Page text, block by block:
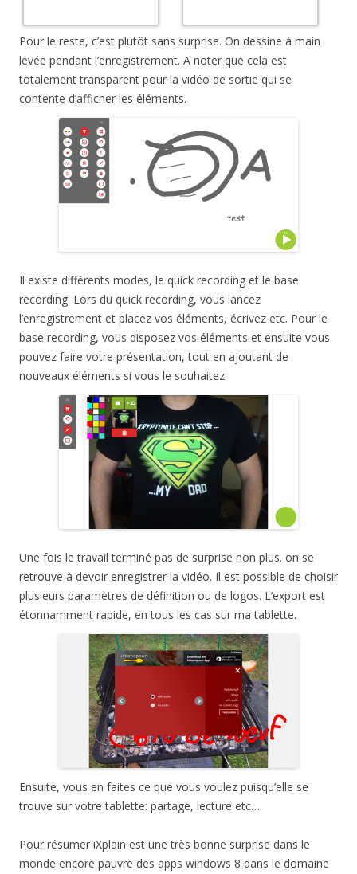
Pour le reste, c’est plutôt sans surprise. On dessine à main
levée pendant l’enregistrement. A noter que cela est
totalement transparent pour la vidéo de sortie qui se
contente d’afficher les éléments.
Il existe différents modes, le quick recording et le base
recording. Lors du quick recording, vous lancez
l’enregistrement et placez vos éléments, écrivez etc. Pour le
base recording, vous disposez vos éléments et ensuite vous
pouvez faire votre présentation, tout en ajoutant de
nouveaux éléments si vous le souhaitez.
Une fois le travail terminé pas de surprise non plus. on se
retrouve à devoir enregistrer la vidéo. Il est possible de choisir
plusieurs paramètres de définition ou de logos. L’export est
étonnamment rapide, en tous les cas sur ma tablette.
Ensuite, vous en faites ce que vous voulez puisqu’elle se
trouve sur votre tablette: partage, lecture etc….
Pour résumer iXplain est une très bonne surprise dans le
monde encore pauvre des apps windows 8 dans le domaine